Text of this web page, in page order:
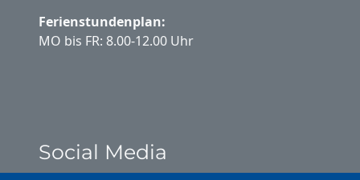
Ferienstundenplan:
MO bis FR: 8.00-12.00 Uhr
Social Media